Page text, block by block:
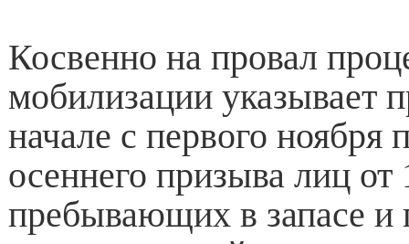
Косвенно на провал
мобилизации указывает
начале с первого ноября
осеннего призыва лиц от
пребывающих в запасе